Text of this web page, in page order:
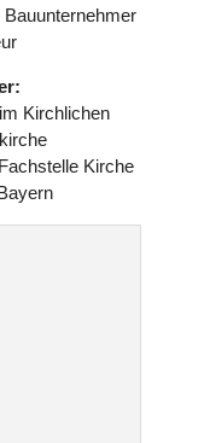
Kirch­li­chen
Kirche